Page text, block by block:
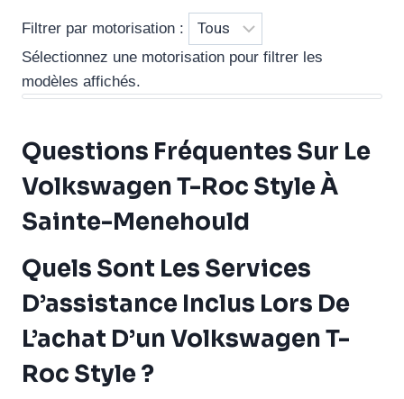
Filtrer par motorisation :
Sélectionnez une motorisation pour filtrer les
modèles affichés.
Questions Fréquentes Sur Le
Volkswagen T-Roc Style À
Sainte-Menehould
Quels Sont Les Services
D’assistance Inclus Lors De
L’achat D’un Volkswagen T-
Roc Style ?